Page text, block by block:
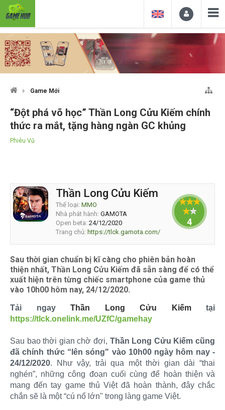
Game Mới
“Đột phá võ học” Thần Long Cửu Kiếm chính
thức ra mắt, tặng hàng ngàn GC khủng
Phiêu Vũ
Thần Long Cửu Kiếm
Thể loại: MMO
Nhà phát hành: GAMOTA
Open beta: 24/12/2020
Trang chủ: https://tlck.gamota.com/
4
Sau thời gian chuẩn bị kĩ càng cho phiên bản hoàn
thiện nhất, Thần Long Cửu Kiếm đã sẵn sàng để có thể
xuất hiện trên từng chiếc smartphone của game thủ
vào 10h00 hôm nay, 24/12/2020.
Tải ngay Thần Long Cửu Kiếmtại
https://tlck.onelink.me/UZfC/gamehay
Sau bao thời gian chờ đợi, Thần Long Cửu Kiếm cũng
đã chính thức “lên sóng" vào 10h00 ngày hôm nay -
24/12/2020. Như vậy, trải qua một thời gian dài “thai
nghén”, những công đoạn cuối cùng để hoàn thiện và
mang đến tay game thủ Việt đã hoàn thành, đây chắc
chắn sẽ là một “cú nổ lớn" trong làng game Việt.